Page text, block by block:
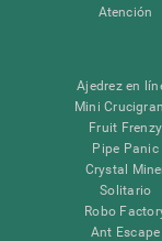
Atención
Ajedrez en
Mini
Fruit Frenzy
Pipe Panic
Crystal
Solitario
Robo
Ant Escape